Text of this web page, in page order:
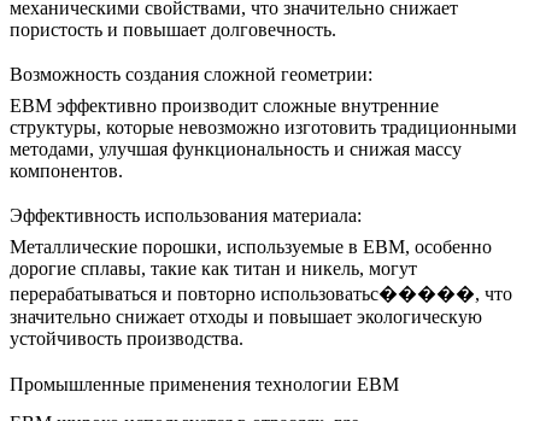
механическими свойствами, что значительно снижает
пористость и повышает долговечность.
Возможность создания сложной геометрии:
EBM эффективно производит сложные внутренние
структуры, которые невозможно изготовить традиционными
методами, улучшая функциональность и снижая массу
компонентов.
Эффективность использования материала:
Металлические порошки, используемые в EBM, особенно
дорогие сплавы, такие как титан и никель, могут
перерабатываться и повторно использоватьс�����, что
значительно снижает отходы и повышает экологическую
устойчивость производства.
Промышленные применения технологии EBM